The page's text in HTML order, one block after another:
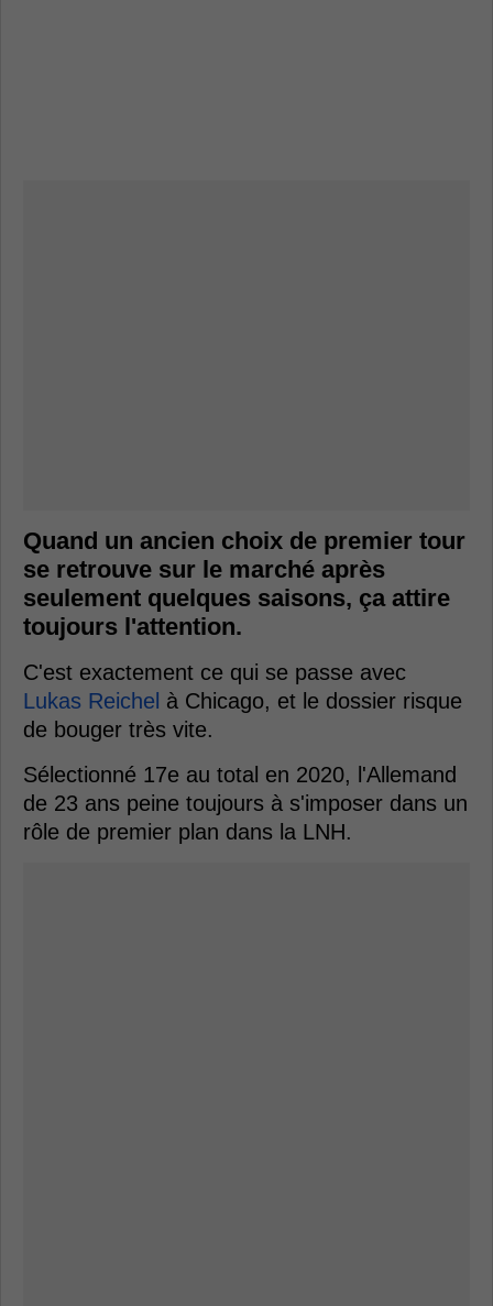
Quand un ancien choix de premier tour
se retrouve sur le marché après
seulement quelques saisons, ça attire
toujours l'attention.
C'est exactement ce qui se passe avec
Lukas Reichel à Chicago, et le dossier risque
de bouger très vite.
Sélectionné 17e au total en 2020, l'Allemand
de 23 ans peine toujours à s'imposer dans un
rôle de premier plan dans la LNH.